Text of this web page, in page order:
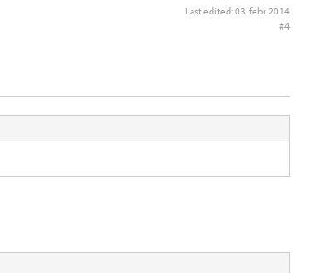
Last edited:03. febr 2014
#4